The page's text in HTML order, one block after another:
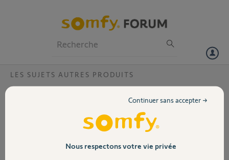
Volet
LES SUJETS AUTRES PRODUITS
Je possède 2 serrures door keeper dont une équipée d'un clavier à
Après de nombreux (très nombreux) installations, réinitialisations,
calibrages, paramétrages... Les serrures fonctionnent maintenant à
Nous respectons votre vie privée
Continuer sans accepter →